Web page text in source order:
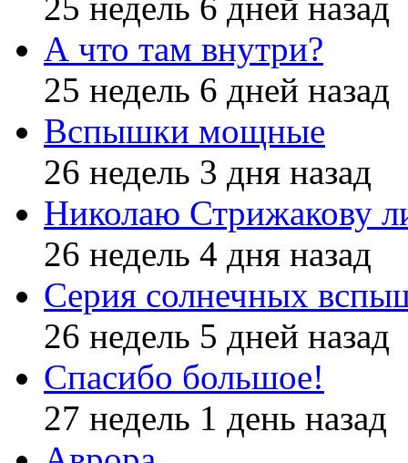
А что там внутри?
25 недель 6 дней назад
Вспышки мощные
26 недель 3 дня назад
Николаю Стрижакову
26 недель 4 дня назад
Серия солнечных
26 недель 5 дней назад
Спасибо большое!
27 недель 1 день назад